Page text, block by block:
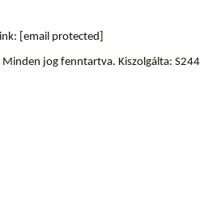
[email protected]
Minden jog fenntartva. Kiszolgálta: S244